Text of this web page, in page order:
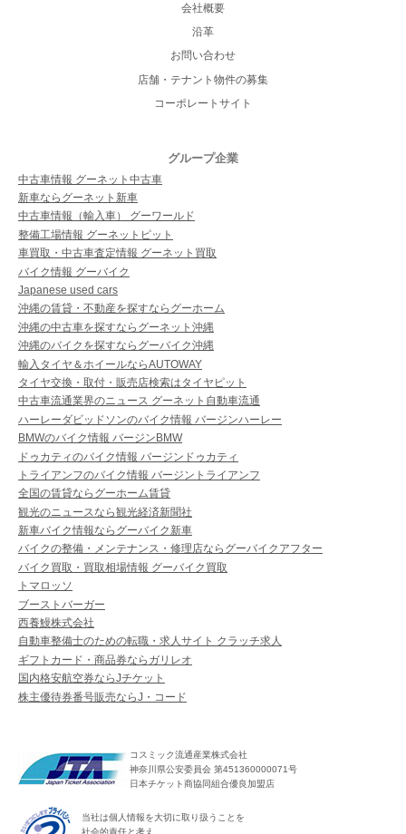
会社概要
沿革
お問い合わせ
店舗・テナント物件の募集
コーポレートサイト
グループ企業
中古車情報 グーネット中古車
新車ならグーネット新車
中古車情報（輸入車） グーワールド
整備工場情報 グーネットピット
車買取・中古車査定情報 グーネット買取
バイク情報 グーバイク
Japanese used cars
沖縄の賃貸・不動産を探すならグーホーム
沖縄の中古車を探すならグーネット沖縄
沖縄のバイクを探すならグーバイク沖縄
輸入タイヤ＆ホイールならAUTOWAY
タイヤ交換・取付・販売店検索はタイヤピット
中古車流通業界のニュース グーネット自動車流通
ハーレーダビッドソンのバイク情報 バージンハーレー
BMWのバイク情報 バージンBMW
ドゥカティのバイク情報 バージンドゥカティ
トライアンフのバイク情報 バージントライアンフ
全国の賃貸ならグーホーム賃貸
観光のニュースなら観光経済新聞社
新車バイク情報ならグーバイク新車
バイクの整備・メンテナンス・修理店ならグーバイクアフター
バイク買取・買取相場情報 グーバイク買取
トマロッソ
ブーストバーガー
西養鰻株式会社
自動車整備士のための転職・求人サイト クラッチ求人
ギフトカード・商品券ならガリレオ
国内格安航空券ならJチケット
株主優待券番号販売ならJ・コード
コスミック流通産業株式会社
神奈川県公安委員会 第451360000071号
日本チケット商協同組合優良加盟店
当社は個人情報を大切に取り扱うことを
社会的責任と考え